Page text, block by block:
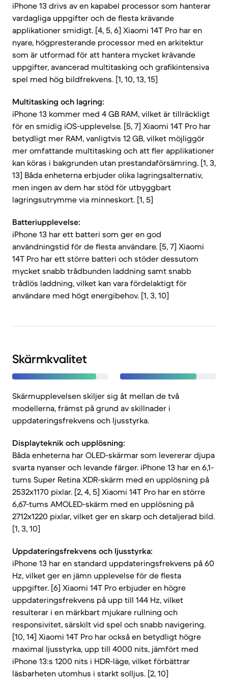
iPhone 13 drivs av en kapabel processor som hanterar
vardagliga uppgifter och de flesta krävande
applikationer smidigt. [4, 5, 6] Xiaomi 14T Pro har en
nyare, högpresterande processor med en arkitektur
som är utformad för att hantera mycket krävande
uppgifter, avancerad multitasking och grafikintensiva
spel med hög bildfrekvens. [1, 10, 13, 15]
Multitasking och lagring:
iPhone 13 kommer med 4 GB RAM, vilket är tillräckligt
för en smidig iOS-upplevelse. [5, 7] Xiaomi 14T Pro har
betydligt mer RAM, vanligtvis 12 GB, vilket möjliggör
mer omfattande multitasking och att fler applikationer
kan köras i bakgrunden utan prestandaförsämring. [1, 3,
13] Båda enheterna erbjuder olika lagringsalternativ,
men ingen av dem har stöd för utbyggbart
lagringsutrymme via minneskort. [1, 5]
Batteriupplevelse:
iPhone 13 har ett batteri som ger en god
användningstid för de flesta användare. [5, 7] Xiaomi
14T Pro har ett större batteri och stöder dessutom
mycket snabb trådbunden laddning samt snabb
trådlös laddning, vilket kan vara fördelaktigt för
användare med högt energibehov. [1, 3, 10]
Skärmkvalitet
Skärmupplevelsen skiljer sig åt mellan de två
modellerna, främst på grund av skillnader i
uppdateringsfrekvens och ljusstyrka.
Displayteknik och upplösning:
Båda enheterna har OLED-skärmar som levererar djupa
svarta nyanser och levande färger. iPhone 13 har en 6,1-
tums Super Retina XDR-skärm med en upplösning på
2532x1170 pixlar. [2, 4, 5] Xiaomi 14T Pro har en större
6,67-tums AMOLED-skärm med en upplösning på
2712x1220 pixlar, vilket ger en skarp och detaljerad bild.
[1, 3, 10]
Uppdateringsfrekvens och ljusstyrka:
iPhone 13 har en standard uppdateringsfrekvens på 60
Hz, vilket ger en jämn upplevelse för de flesta
uppgifter. [6] Xiaomi 14T Pro erbjuder en högre
uppdateringsfrekvens på upp till 144 Hz, vilket
resulterar i en märkbart mjukare rullning och
responsivitet, särskilt vid spel och snabb navigering.
[10, 14] Xiaomi 14T Pro har också en betydligt högre
maximal ljusstyrka, upp till 4000 nits, jämfört med
iPhone 13:s 1200 nits i HDR-läge, vilket förbättrar
läsbarheten utomhus i starkt solljus. [2, 10]